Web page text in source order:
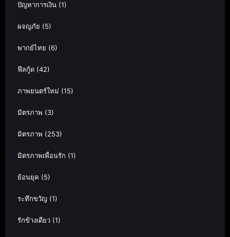
ปัญหาการเงิน (1)
ผจญภัย (5)
พากย์ไทย (6)
ฟีลกู้ด (42)
ภาพยนตร์ใหม่ (15)
มิตรภาพ (3)
มิตรภาพ (253)
มิตรภาพเพื่อนรัก (1)
ย้อนยุค (5)
ระทึกขวัญ (1)
รักข้างเดียว (1)